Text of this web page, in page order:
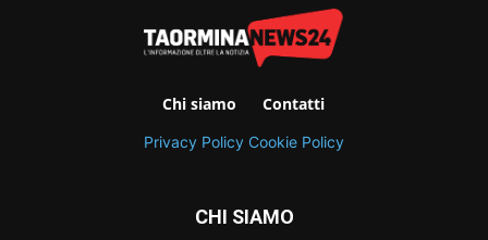
Chi siamo Contatti
Privacy Policy Cookie Policy
CHI SIAMO